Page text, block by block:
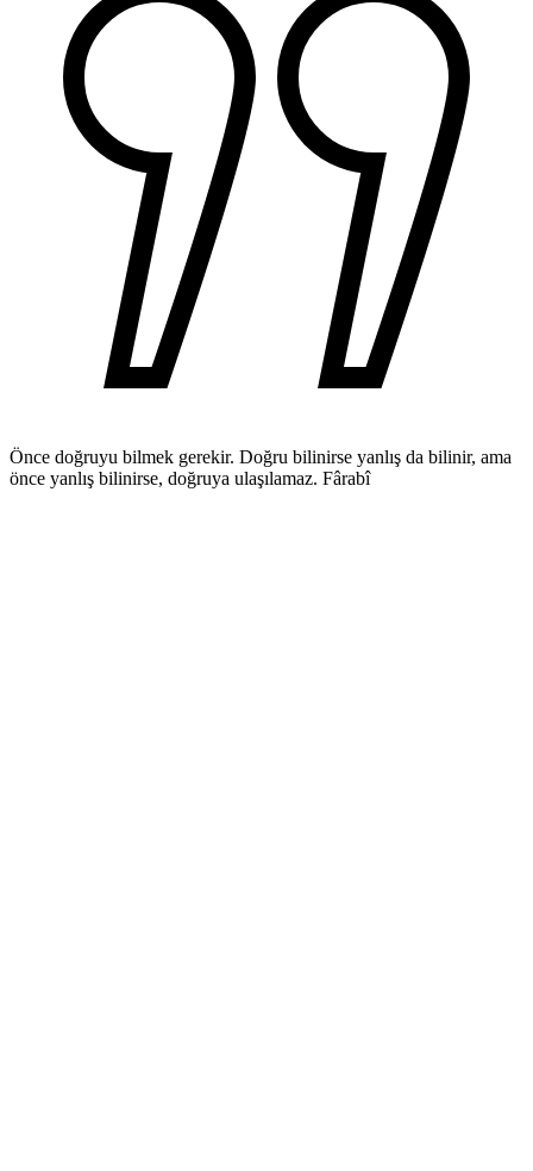
Önce doğruyu bilmek gerekir. Doğru bilinirse yanlış da bilinir, ama
önce yanlış bilinirse, doğruya ulaşılamaz. Fârabî